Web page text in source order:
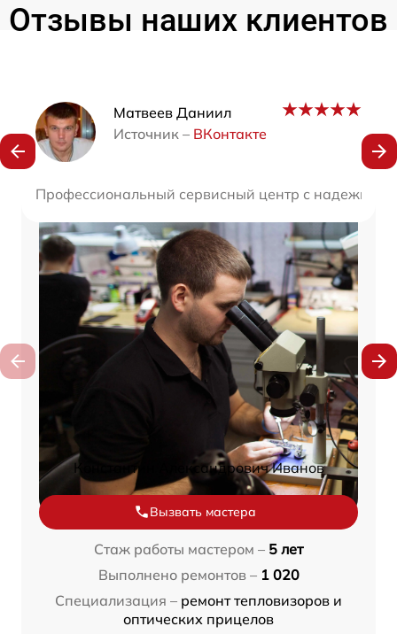
Отзывы наших клиентов
Матвеев Даниил
Источник – ВКонтакте
Профессиональный сервисный центр с
Наши мастера
Константин Александрович Иванов
Вызвать мастера
Стаж работы мастером – 5 лет
Выполнено ремонтов – 1 020
Специализация – ремонт тепловизоров и
оптических прицелов